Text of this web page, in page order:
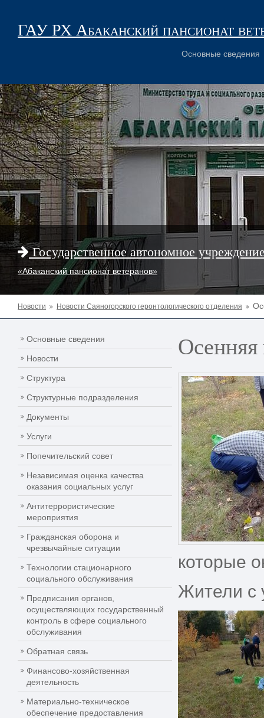
ГАУ РХ Абаканский пансионат
Основные сведения
Государственное автономное
«Абаканский пансионат ветеранов»
Новости Новости Саяногорского геронтологического отделения
Основные сведения
Новости
Структура
Структурные подразделения
Документы
Услуги
Попечительский совет
Независимая оценка качества
оказания социальных услуг
Антитеррористические
мероприятия
Гражданская оборона и
чрезвычайные ситуации
Технологии стационарного
социального обслуживания
Предписания органов,
осуществляющих государственный
контроль в сфере социального
обслуживания
Обратная связь
Финансово-хозяйственная
деятельность
Материально-техническое
обеспечение предоставления
Осенняя
которые
Жители с